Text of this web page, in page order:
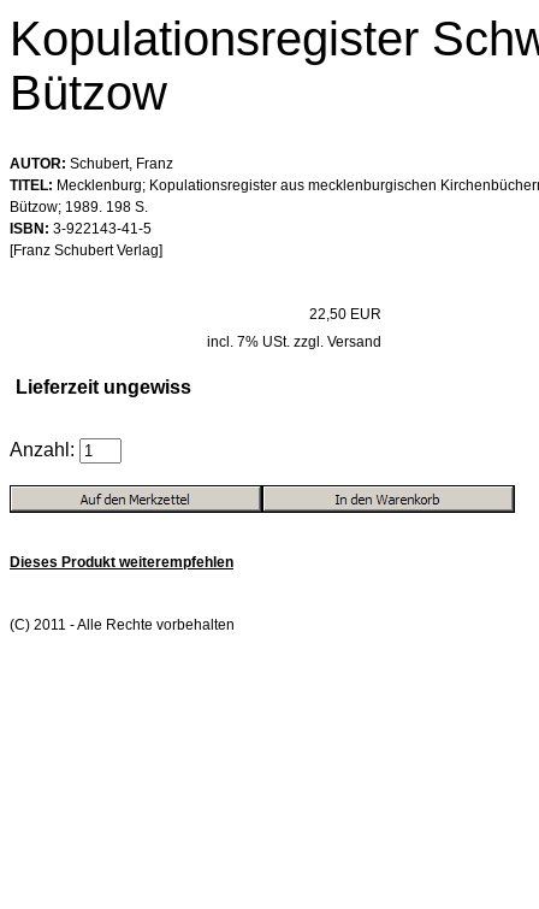
Kopulationsregister
Bützow
AUTOR: Schubert, Franz
TITEL: Mecklenburg; Kopulationsregister aus mecklenburgischen
Bützow; 1989. 198 S.
ISBN: 3-922143-41-5
[Franz Schubert Verlag]
22,50 EUR
incl. 7% USt. zzgl. Versand
Lieferzeit ungewiss
Anzahl:
Dieses Produkt weiterempfehlen
(C) 2011 - Alle Rechte vorbehalten